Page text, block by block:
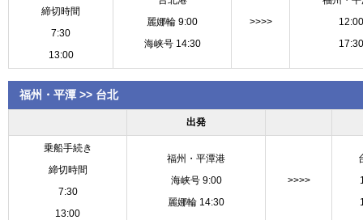
締切時間
7:30
13:00
麗娜輪 9:00
海峡号 14:30
>>>>
12:00
17:30
福州・平潭 >> 台北
出発
乗船手続き
締切時間
7:30
13:00
福州・平潭港
海峡号 9:00
麗娜輪 14:30
>>>>